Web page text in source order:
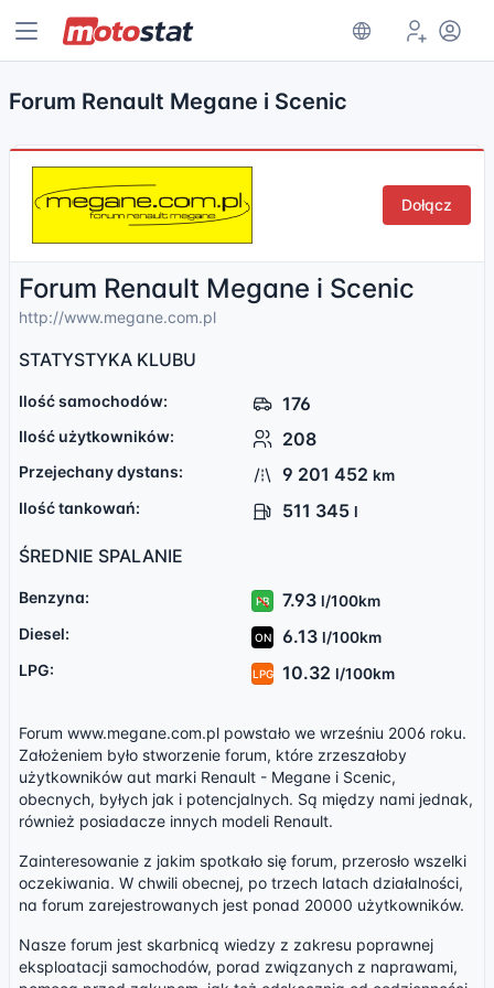
Forum Renault Megane i Scenic
Dołącz
Forum Renault Megane i Scenic
http://www.megane.com.pl
STATYSTYKA KLUBU
Ilość samochodów: 176
Ilość użytkowników: 208
Przejechany dystans: 9 201 452 km
Ilość tankowań: 511 345 l
ŚREDNIE SPALANIE
Benzyna: PB 7.93 l/100km
Diesel: ON 6.13 l/100km
LPG: LPG 10.32 l/100km
Forum www.megane.com.pl powstało we wrześniu 2006 roku.
Założeniem było stworzenie forum, które zrzeszałoby
użytkowników aut marki Renault - Megane i Scenic,
obecnych, byłych jak i potencjalnych. Są między nami jednak,
również posiadacze innych modeli Renault.
Zainteresowanie z jakim spotkało się forum, przerosło wszelki
oczekiwania. W chwili obecnej, po trzech latach działalności,
na forum zarejestrowanych jest ponad 20000 użytkowników.
Nasze forum jest skarbnicą wiedzy z zakresu poprawnej
eksploatacji samochodów, porad związanych z naprawami,